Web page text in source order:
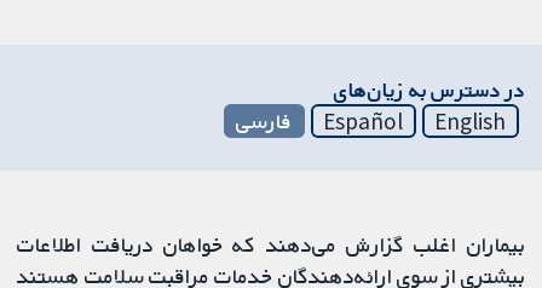
در دسترس به زیان‌های
English
Español فارسی
بیماران اغلب گزارش می‌دهند که خواهان دریافت اطلاعات
بیشتری از سوی ارائه‌دهندگان خدمات مراقبت سلامت هستند